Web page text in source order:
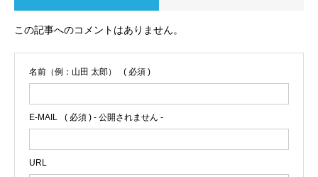
この記事へのコメントはありません。
名前（例：山田 太郎） ( 必須 )
E-MAIL ( 必須 ) - 公開されません -
URL